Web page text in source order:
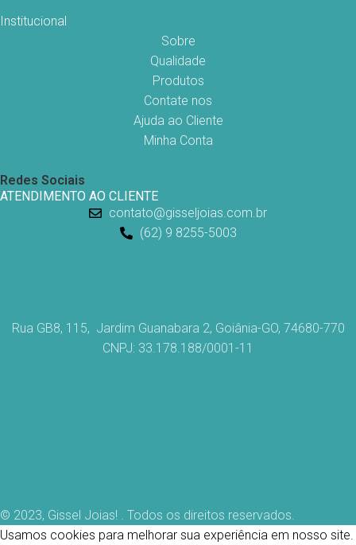
Institucional
Sobre
Qualidade
Produtos
Contate nos
Ajuda ao Cliente
Minha Conta
Redes Sociais
ATENDIMENTO AO CLIENTE
contato@gisseljoias.com.br
(62) 9 8255-5003
Rua GB8, 115, Jardim Guanabara 2, Goiânia-GO, 74680-770
CNPJ: 33.178.188/0001-11
© 2023, Gissel Joias! . Todos os direitos reservados.
Usamos cookies para melhorar sua experiência em nosso site.